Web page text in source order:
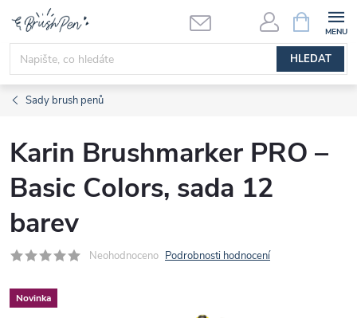
obsah
HLEDAT
NÁKUPNÍ
KOŠÍK
Sady brush penů
Karin Brushmarker PRO –
Basic Colors, sada 12
barev
Neohodnoceno Podrobnosti hodnocení
Novinka